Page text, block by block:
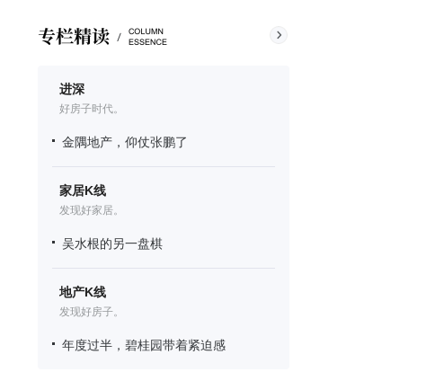
进深
好房子时代。
金隅地产，仰仗张鹏了
家居K线
发现好家居。
吴水根的另一盘棋
地产K线
发现好房子。
年度过半，碧桂园带着紧迫感